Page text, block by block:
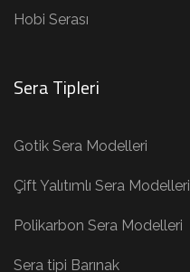
Hobi Serası
Sera Tipleri
Gotik Sera Modelleri
Çift Yalıtımlı Sera Modelleri
Polikarbon Sera Modelleri
Sera tipi Barınak